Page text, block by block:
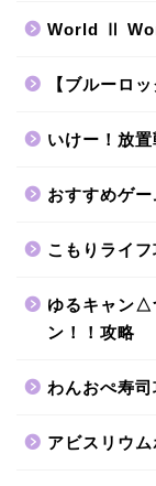
World Ⅱ
【ブルーロ
いけー！放置
おすすめゲー
こもりライフ
ゆるキャン△
ン！！攻略
わんおぺ寿司
アビスリウ